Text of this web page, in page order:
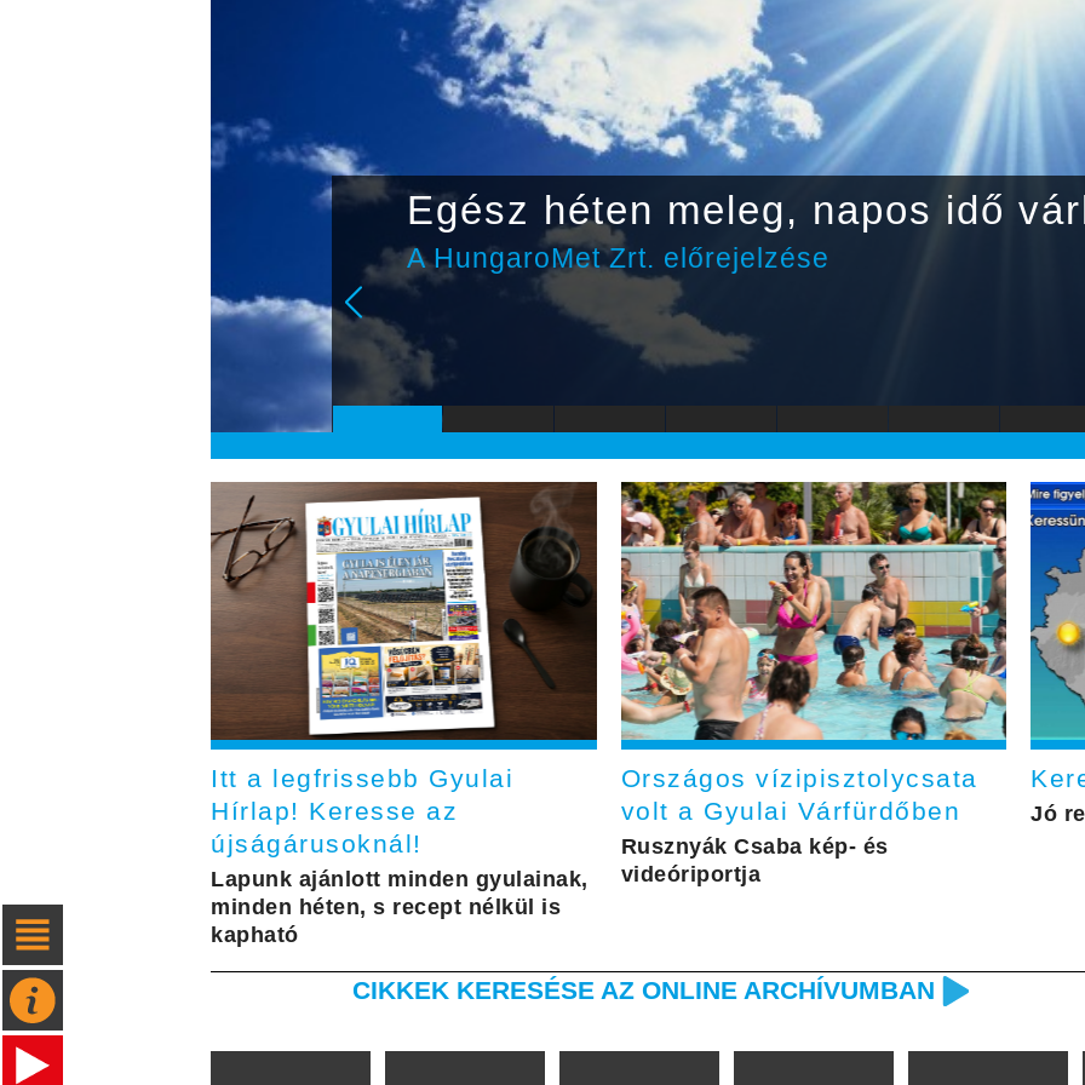
Egész héten meleg, napos idő
A HungaroMet Zrt. előrejelzése
Itt a legfrissebb Gyulai
Hírlap! Keresse az
újságárusoknál!
Lapunk ajánlott minden gyulainak,
minden héten, s recept nélkül is
kapható
Országos vízipisztolycsata
volt a Gyulai Várfürdőben
Rusznyák Csaba kép- és
videóriportja
Jó
CIKKEK KERESÉSE AZ ONLINE ARCHÍVUMBAN